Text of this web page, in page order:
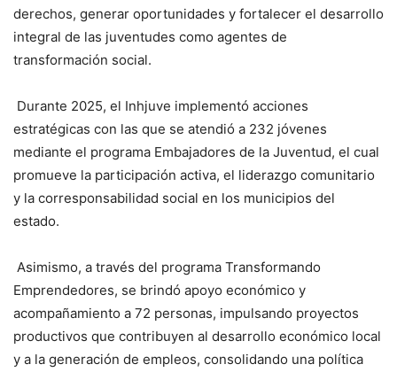
derechos, generar oportunidades y fortalecer el desarrollo
integral de las juventudes como agentes de
transformación social.
Durante 2025, el Inhjuve implementó acciones
estratégicas con las que se atendió a 232 jóvenes
mediante el programa Embajadores de la Juventud, el cual
promueve la participación activa, el liderazgo comunitario
y la corresponsabilidad social en los municipios del
estado.
Asimismo, a través del programa Transformando
Emprendedores, se brindó apoyo económico y
acompañamiento a 72 personas, impulsando proyectos
productivos que contribuyen al desarrollo económico local
y a la generación de empleos, consolidando una política